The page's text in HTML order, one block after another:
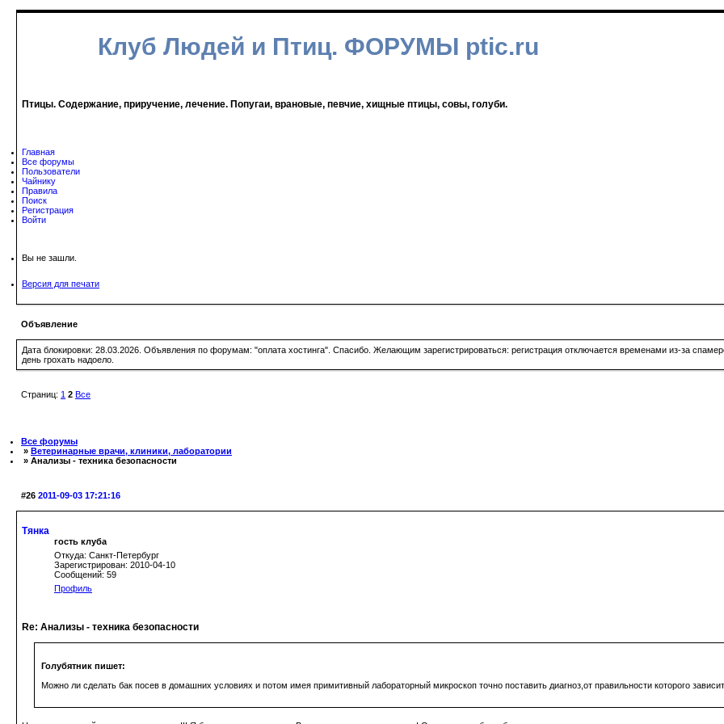
Клуб Людей и Птиц. ФОРУМЫ ptic.ru
Птицы. Содержание, приручение, лечение. Попугаи, врановые, певчие, хищные птицы, совы, голуби.
Главная
Все форумы
Пользователи
Чайнику
Правила
Поиск
Регистрация
Войти
Вы не зашли.
Версия для печати
Объявление
Дата блокировки: 28.03.2026. Объявления по форумам: "оплата хостинга". Спасибо. Желающим зарегистрироваться: регистрация отключается временами из-за
день грохать надоело.
Страниц: 1 2 Все
Все форумы
» Ветеринарные врачи, клиники, лаборатории
» Анализы - техника безопасности
#26 2011-09-03 17:21:16
Тянка
гость клуба
Откуда: Санкт-Петербург
Зарегистрирован: 2010-04-10
Сообщений: 59
Профиль
Re: Анализы - техника безопасности
Голубятник пишет:
Можно ли сделать бак посев в домашних условиях и потом имея примитивный лабораторный микроскоп точно поставить диагноз,от правильности которого